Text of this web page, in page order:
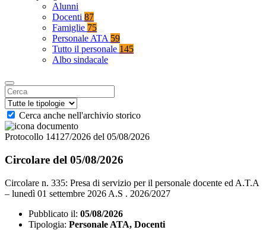
Alunni
Docenti 87
Famiglie 75
Personale ATA 59
Tutto il personale 145
Albo sindacale
Cerca anche nell'archivio storico
Protocollo 14127/2026 del 05/08/2026
Circolare del 05/08/2026
Circolare n. 335: Presa di servizio per il personale docente ed A.T.A
– lunedì 01 settembre 2026 A.S . 2026/2027
Pubblicato il: 05/08/2026
Tipologia: Personale ATA, Docenti